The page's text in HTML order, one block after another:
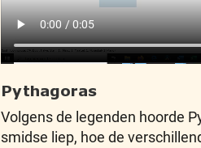
Pythagoras
Volgens de legenden hoorde
smidse liep, hoe de